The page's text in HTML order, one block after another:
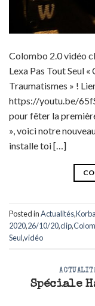
Colombo 2.0 vidéo
Lexa Pas Tout Seul
Traumatismes » !
https://youtu.be/
pour fêter la
», voici notre
installe toi […]
Posted inActualités,
2020,26/10/20,clip,
Seul,vidéo
Spéciale